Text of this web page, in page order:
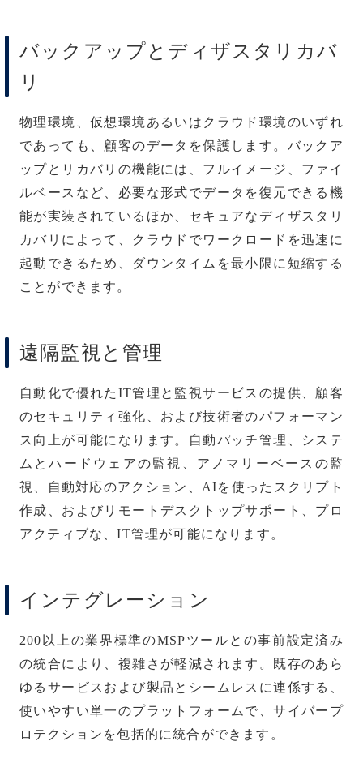
バックアップとディザスタリカバ
リ
物理環境、仮想環境あるいはクラウド環境のいずれ
であっても、顧客のデータを保護します。バックア
ップとリカバリの機能には、フルイメージ、ファイ
ルベースなど、必要な形式でデータを復元できる機
能が実装されているほか、セキュアなディザスタリ
カバリによって、クラウドでワークロードを迅速に
起動できるため、ダウンタイムを最小限に短縮する
ことができます。
遠隔監視と管理
自動化で優れたIT管理と監視サービスの提供、顧客
のセキュリティ強化、および技術者のパフォーマン
ス向上が可能になります。自動パッチ管理、システ
ムとハードウェアの監視、アノマリーベースの監
視、自動対応のアクション、AIを使ったスクリプト
作成、およびリモートデスクトップサポート、プロ
アクティブな、IT管理が可能になります。
インテグレーション
200以上の業界標準のMSPツールとの事前設定済み
の統合により、複雑さが軽減されます。既存のあら
ゆるサービスおよび製品とシームレスに連係する、
使いやすい単一のプラットフォームで、サイバープ
ロテクションを包括的に統合ができます。